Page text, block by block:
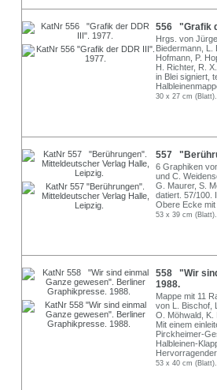
556 "Grafik
Hrgs. von
Biedermann, L.
Hofmann, P.
H. Richter, R.
in Blei signiert,
30 x 27 cm (Blatt).
557
6 Graphiken
und C.
G. Maurer, S.
datiert. 57/100.
Obere Ecke
53 x 39 cm (Blatt).
558 "Wir
1988.
Mappe mit 11
von L. Bischof,
O. Möhwald, K.
Mit einem
Pirckheimer-
Halbleinen-
53 x 40 cm (Blatt).